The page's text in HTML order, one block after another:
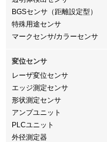
BGSセンサ（距離設定型）
特殊用途センサ
マークセンサ/カラーセンサ
変位センサ
レーザ変位センサ
エッジ測定センサ
形状測定センサ
アンプユニット
PLCユニット
外径測定器